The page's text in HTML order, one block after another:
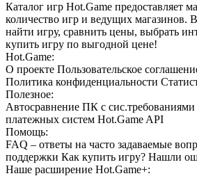
Каталог игр Hot.Game предоставляет
количество игр и ведущих магазинов.
найти игру, сравнить цены, выбрать
купить игру по выгодной цене!
Hot.Game:
О проекте Пользовательское
Политика конфиденциальности
Полезное:
Автосравнение ПК с сис.требованиями
платежных систем Hot.Game API
Помощь:
FAQ – ответы на часто задаваемые
поддержки Как купить игру? Нашли
Наше расширение Hot.Game+: